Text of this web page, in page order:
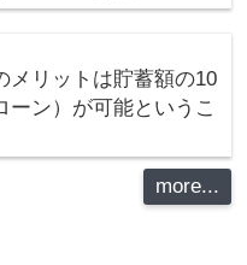
メリットは貯蓄額の10
ーン）が可能というこ
more...